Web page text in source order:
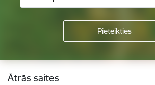
Kājene
Ātrās saites